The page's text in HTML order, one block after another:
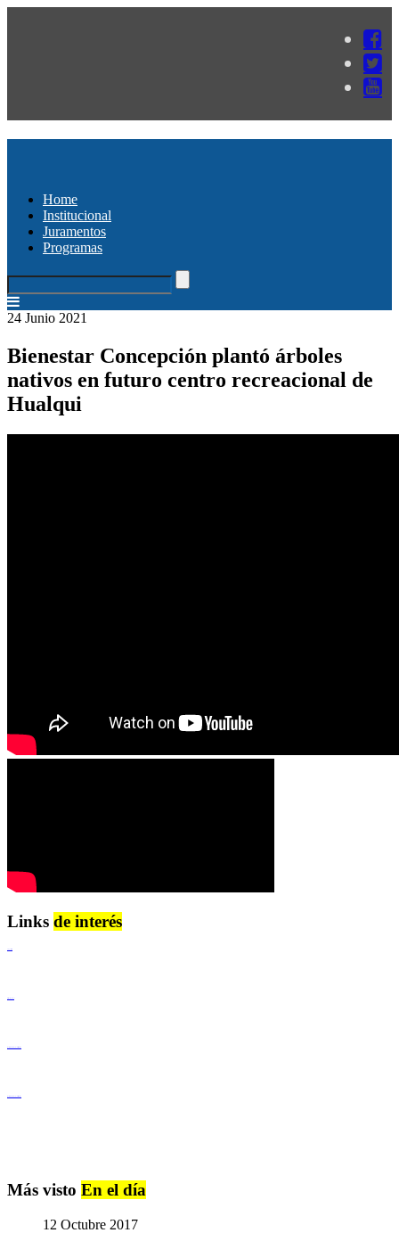
Home
Institucional
Juramentos
Programas
24 Junio 2021
Bienestar Concepción plantó árboles
nativos en futuro centro recreacional de
Hualqui
Links de interés
Más visto En el día
12 Octubre 2017